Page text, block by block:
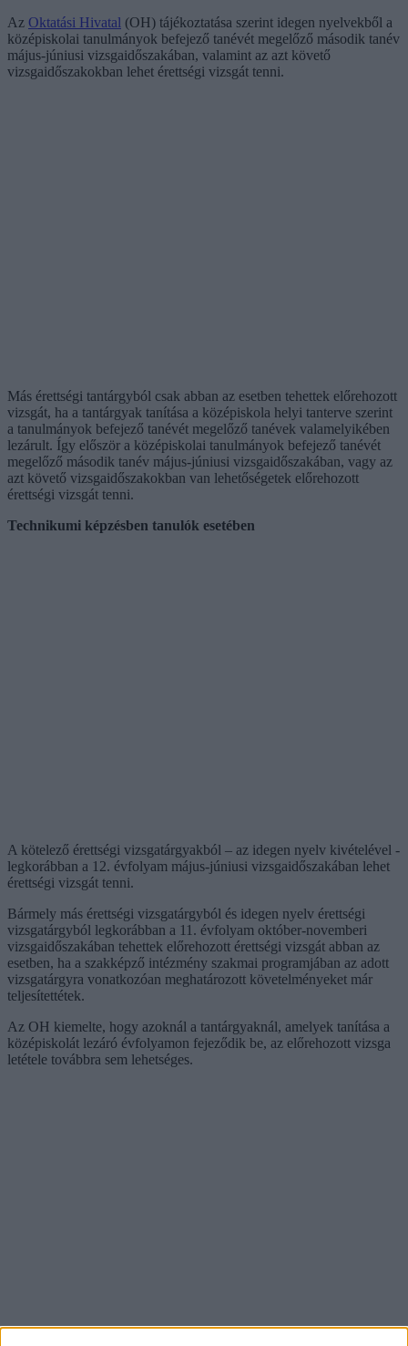
Az Oktatási Hivatal (OH) tájékoztatása szerint idegen nyelvekből a
középiskolai tanulmányok befejező tanévét megelőző második tanév
május-júniusi vizsgaidőszakában, valamint az azt követő
vizsgaidőszakokban lehet érettségi vizsgát tenni.
Más érettségi tantárgyból csak abban az esetben tehettek előrehozott
vizsgát, ha a tantárgyak tanítása a középiskola helyi tanterve szerint
a tanulmányok befejező tanévét megelőző tanévek valamelyikében
lezárult. Így először a középiskolai tanulmányok befejező tanévét
megelőző második tanév május-júniusi vizsgaidőszakában, vagy az
azt követő vizsgaidőszakokban van lehetőségetek előrehozott
érettségi vizsgát tenni.
Technikumi képzésben tanulók esetében
A kötelező érettségi vizsgatárgyakból – az idegen nyelv kivételével -
legkorábban a 12. évfolyam május-júniusi vizsgaidőszakában lehet
érettségi vizsgát tenni.
Bármely más érettségi vizsgatárgyból és idegen nyelv érettségi
vizsgatárgyból legkorábban a 11. évfolyam október-novemberi
vizsgaidőszakában tehettek előrehozott érettségi vizsgát abban az
esetben, ha a szakképző intézmény szakmai programjában az adott
vizsgatárgyra vonatkozóan meghatározott követelményeket már
teljesítettétek.
Az OH kiemelte, hogy azoknál a tantárgyaknál, amelyek tanítása a
középiskolát lezáró évfolyamon fejeződik be, az előrehozott vizsga
letétele továbbra sem lehetséges.